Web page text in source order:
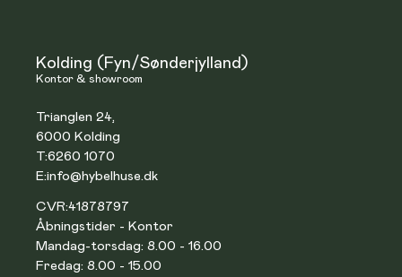
Kolding (Fyn/Sønderjylland)
Kontor & showroom
Trianglen 24,
6000 Kolding
T:6260 1070
E:info@hybelhuse.dk
CVR:41878797
Åbningstider - Kontor
Mandag-torsdag: 8.00 - 16.00
Fredag: 8.00 - 15.00